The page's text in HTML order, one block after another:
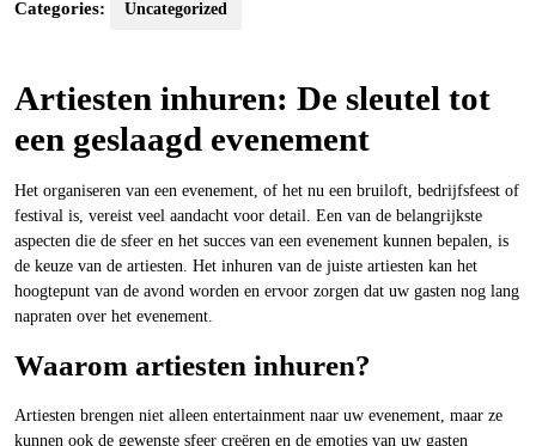
Categories: Uncategorized
Artiesten inhuren: De sleutel tot
een geslaagd evenement
Het organiseren van een evenement, of het nu een bruiloft, bedrijfsfeest of
festival is, vereist veel aandacht voor detail. Een van de belangrijkste
aspecten die de sfeer en het succes van een evenement kunnen bepalen, is
de keuze van de artiesten. Het inhuren van de juiste artiesten kan het
hoogtepunt van de avond worden en ervoor zorgen dat uw gasten nog lang
napraten over het evenement.
Waarom artiesten inhuren?
Artiesten brengen niet alleen entertainment naar uw evenement, maar ze
kunnen ook de gewenste sfeer creëren en de emoties van uw gasten